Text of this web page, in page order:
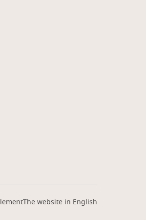
The website in English